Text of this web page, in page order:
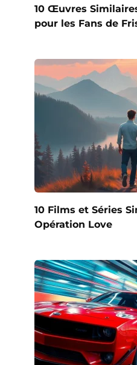
10 Œuvres
pour les Fans de
10 Films et Séries
Opération Love